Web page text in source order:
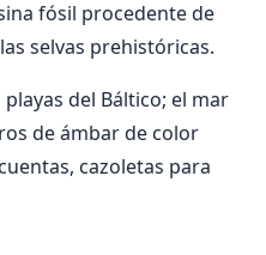
fósil procedente de
selvas prehistóricas.
del Báltico; el mar
de ámbar de color
cazoletas para